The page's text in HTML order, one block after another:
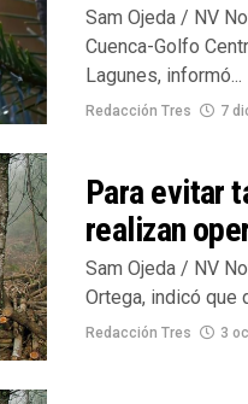
Sam Ojeda / NV
Cuenca-Golfo
Lagunes, informó...
Redacción Tres 7
Para evitar
realizan
Sam Ojeda / NV
Ortega, indicó que
Redacción Tres 3